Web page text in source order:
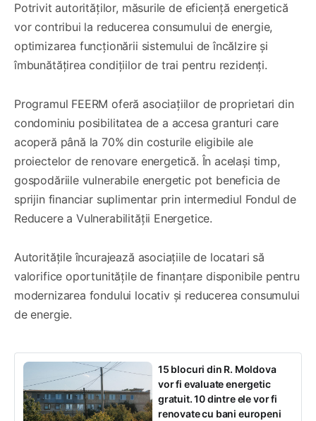
Potrivit autorităților, măsurile de eficiență energetică
vor contribui la reducerea consumului de energie,
optimizarea funcționării sistemului de încălzire și
îmbunătățirea condițiilor de trai pentru rezidenți.
Programul FEERM oferă asociațiilor de proprietari din
condominiu posibilitatea de a accesa granturi care
acoperă până la 70% din costurile eligibile ale
proiectelor de renovare energetică. În același timp,
gospodăriile vulnerabile energetic pot beneficia de
sprijin financiar suplimentar prin intermediul Fondul de
Reducere a Vulnerabilității Energetice.
Autoritățile încurajează asociațiile de locatari să
valorifice oportunitățile de finanțare disponibile pentru
modernizarea fondului locativ și reducerea consumului
de energie.
15 blocuri din R. Moldova
vor fi evaluate energetic
gratuit. 10 dintre ele vor fi
renovate cu bani europeni